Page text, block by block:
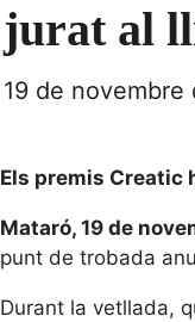
jurat al
19 de novembre
Els premis Creatic
Mataró, 19 de
punt de trobada
Durant la vetllada,